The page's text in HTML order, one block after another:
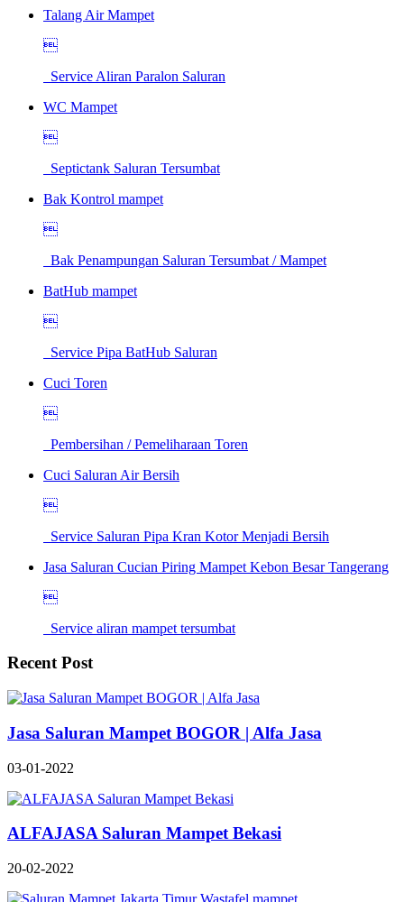
Talang Air Mampet

Service Aliran Paralon Saluran
WC Mampet

Septictank Saluran Tersumbat
Bak Kontrol mampet

Bak Penampungan Saluran Tersumbat / Mampet
BatHub mampet

Service Pipa BatHub Saluran
Cuci Toren

Pembersihan / Pemeliharaan Toren
Cuci Saluran Air Bersih

Service Saluran Pipa Kran Kotor Menjadi Bersih
Jasa Saluran Cucian Piring Mampet Kebon Besar Tangerang

Service aliran mampet tersumbat
Recent Post
Jasa Saluran Mampet BOGOR | Alfa Jasa
03-01-2022
ALFAJASA Saluran Mampet Bekasi
20-02-2022